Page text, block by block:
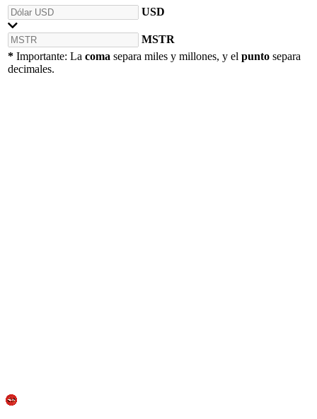
USD
MSTR
* Importante: La coma separa miles y millones, y el punto separa
decimales.